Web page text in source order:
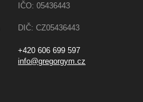
IČO: 05436443
DIČ: CZ05436443
+420 606 699 597
info@gregorgym.cz